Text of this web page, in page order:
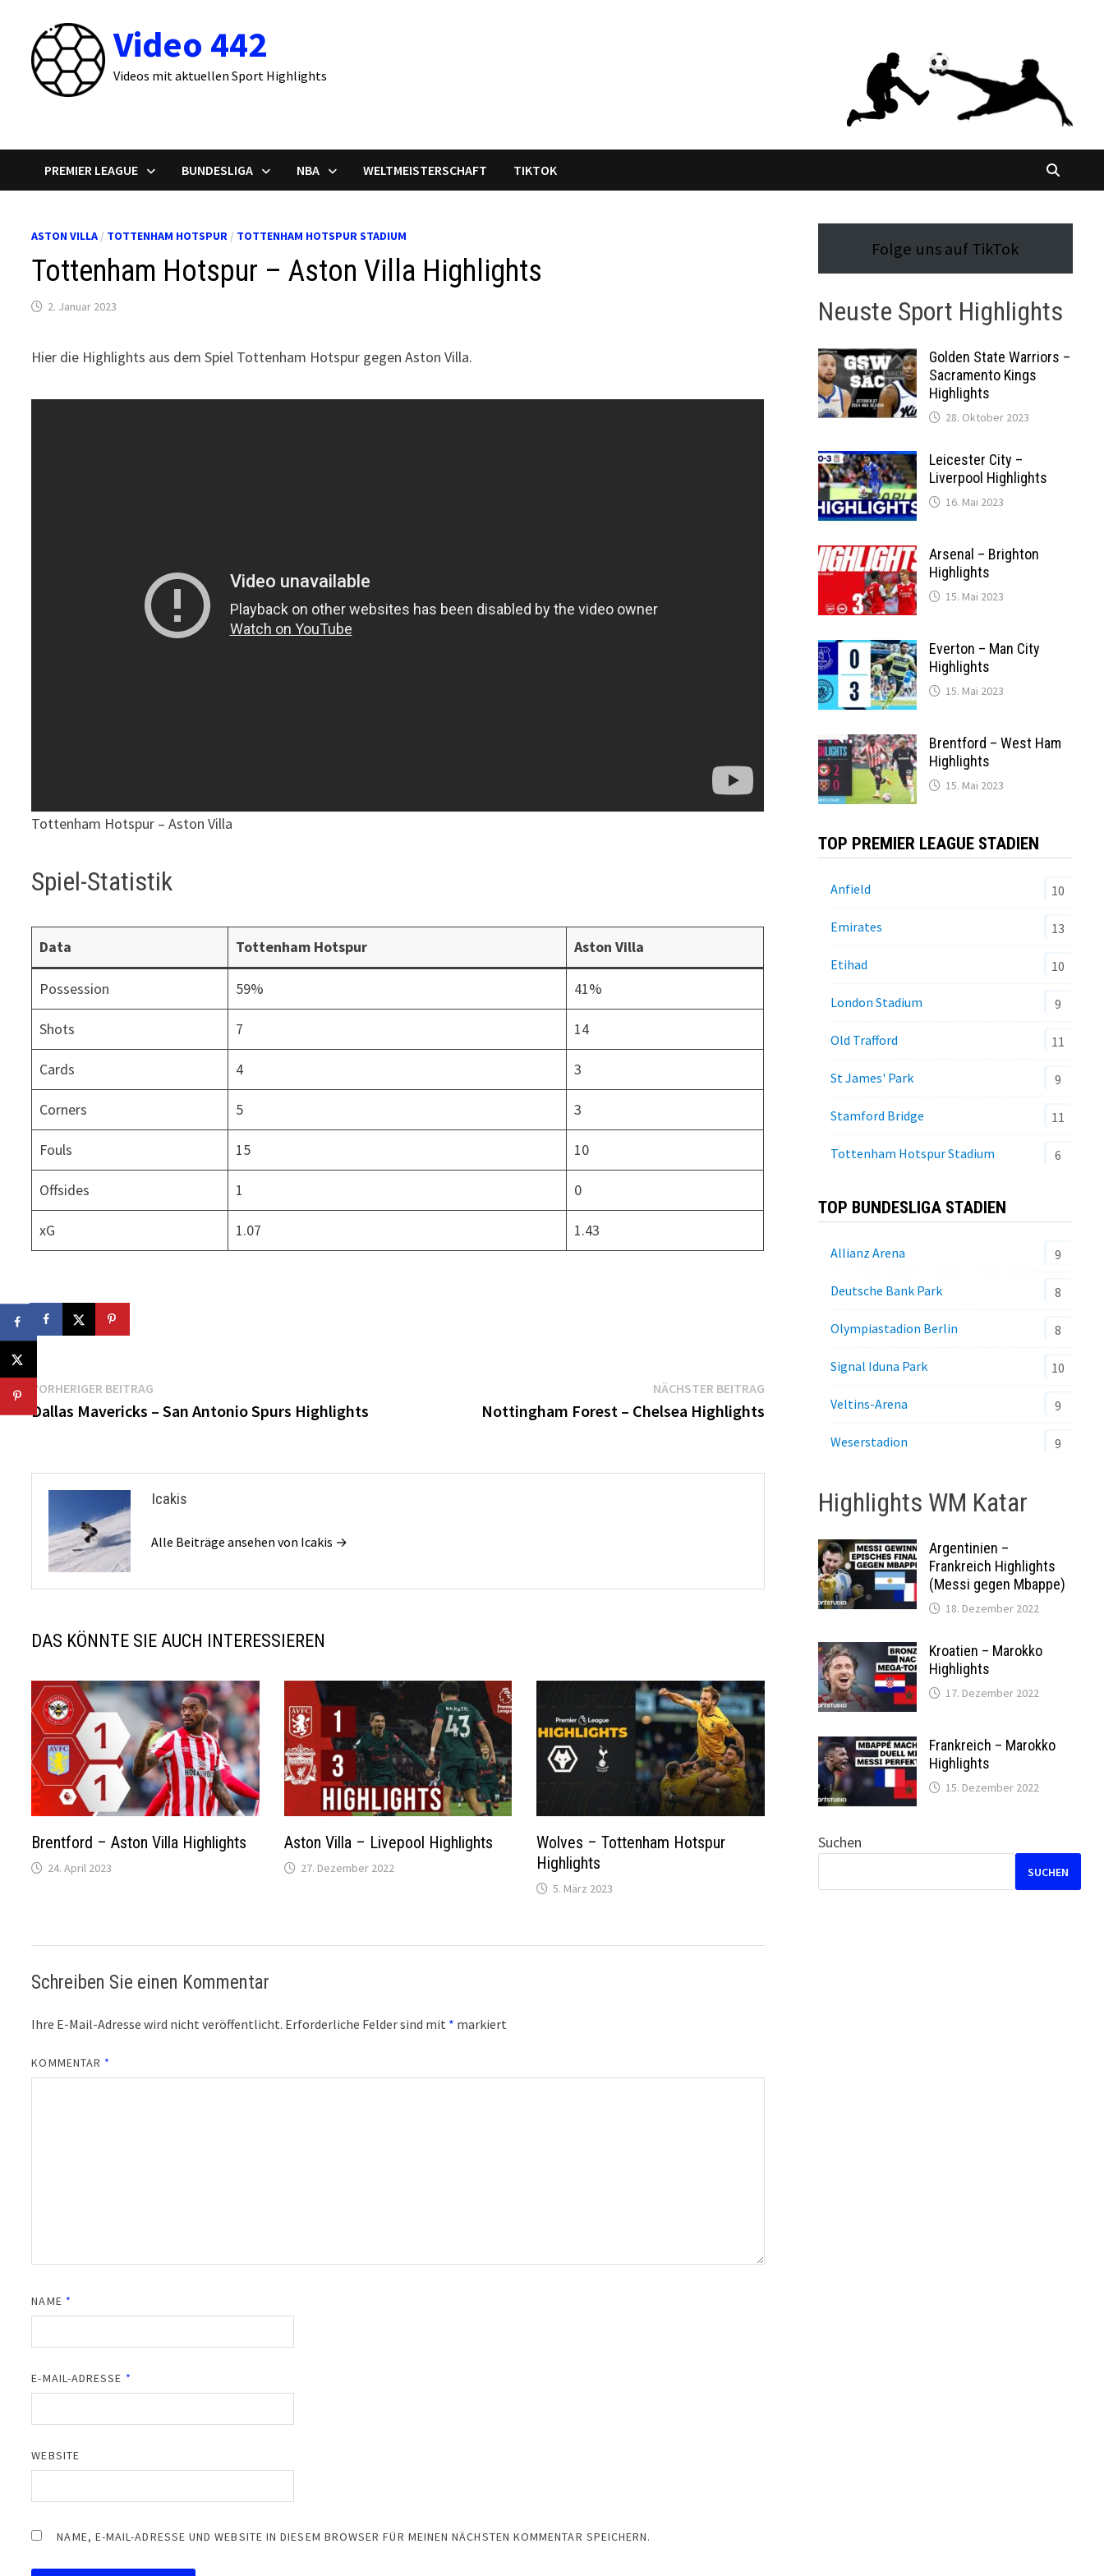
springen
Video 442
Videos mit aktuellen Sport Highlights
PREMIER LEAGUE BUNDESLIGA NBA WELTMEISTERSCHAFT TIKTOK
ASTON VILLA / TOTTENHAM HOTSPUR / TOTTENHAM HOTSPUR STADIUM
Tottenham Hotspur – Aston Villa Highlights
2. Januar 2023
Hier die Highlights aus dem Spiel Tottenham Hotspur gegen Aston Villa.
Tottenham Hotspur – Aston Villa
Spiel-Statistik
Data Tottenham Hotspur Aston Villa
Possession 59% 41%
Shots 7 14
Cards 4 3
Corners 5 3
Fouls 15 10
Offsides 1 0
xG 1.07 1.43
Beitragsnavigation
VORHERIGER BEITRAG
Beitrag:
Dallas Mavericks – San Antonio Spurs Highlights
NÄCHSTER BEITRAGNächster
Beitrag:
Nottingham Forest – Chelsea Highlights
Icakis
Alle Beiträge ansehen von Icakis →
DAS KÖNNTE SIE AUCH INTERESSIEREN
Brentford – Aston Villa Highlights
24. April 2023
Aston Villa – Livepool Highlights
27. Dezember 2022
Wolves – Tottenham Hotspur
Highlights
5. März 2023
Schreiben Sie einen Kommentar
Ihre E-Mail-Adresse wird nicht veröffentlicht. Erforderliche Felder sind mit * markiert
KOMMENTAR *
NAME *
E-MAIL-ADRESSE *
WEBSITE
NAME, E-MAIL-ADRESSE UND WEBSITE IN DIESEM BROWSER FÜR MEINEN NÄCHSTEN KOMMENTAR SPEICHERN.
Folge uns auf TikTok
Neuste Sport Highlights
Golden State Warriors –
Sacramento Kings
Highlights
28. Oktober 2023
Leicester City –
Liverpool Highlights
16. Mai 2023
Arsenal – Brighton
Highlights
15. Mai 2023
Everton – Man City
Highlights
15. Mai 2023
Brentford – West Ham
Highlights
15. Mai 2023
TOP PREMIER LEAGUE STADIEN
Anfield 10
Emirates 13
Etihad 10
London Stadium 9
Old Trafford 11
St James' Park 9
Stamford Bridge 11
Tottenham Hotspur Stadium 6
TOP BUNDESLIGA STADIEN
Allianz Arena 9
Deutsche Bank Park 8
Olympiastadion Berlin 8
Signal Iduna Park 10
Veltins-Arena 9
Weserstadion 9
Highlights WM Katar
Argentinien –
Frankreich Highlights
(Messi gegen Mbappe)
18. Dezember 2022
Kroatien – Marokko
Highlights
17. Dezember 2022
Frankreich – Marokko
Highlights
15. Dezember 2022
Suchen
SUCHEN